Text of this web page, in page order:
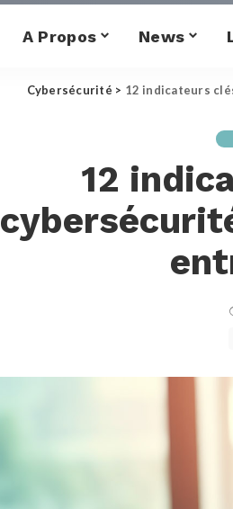
A Propos News
Cybersécurité > 12 indicateurs
12